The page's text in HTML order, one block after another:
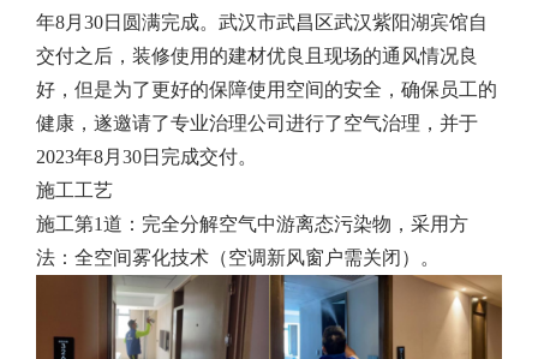
年8月30日圆满完成。武汉市武昌区武汉紫阳湖宾馆自
交付之后，装修使用的建材优良且现场的通风情况良
好，但是为了更好的保障使用空间的安全，确保员工的
健康，遂邀请了专业治理公司进行了空气治理，并于
2023年8月30日完成交付。
施工工艺
施工第1道：完全分解空气中游离态污染物，采用方
法：全空间雾化技术（空调新风窗户需关闭）。